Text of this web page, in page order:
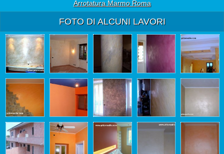
Arrotatura Marmo Roma
FOTO DI ALCUNI LAVORI